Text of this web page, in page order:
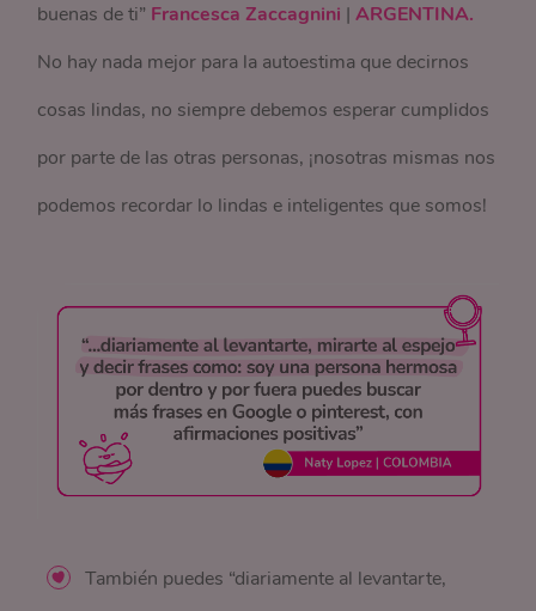
buenas de ti” Francesca Zaccagnini |ARGENTINA.
No hay nada mejor para la autoestima que decirnos
cosas lindas, no siempre debemos esperar cumplidos
por parte de las otras personas, ¡nosotras mismas nos
podemos recordar lo lindas e inteligentes que somos!
También puedes “diariamente al levantarte,